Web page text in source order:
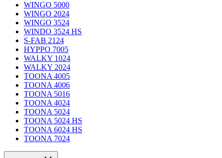
WINGO 5000
WINGO 2024
WINGO 3524
WINDO 3524 HS
S-FAB 2124
HYPPO 7005
WALKY 1024
WALKY 2024
TOONA 4005
TOONA 4006
TOONA 5016
TOONA 4024
TOONA 5024
TOONA 5024 HS
TOONA 6024 HS
TOONA 7024